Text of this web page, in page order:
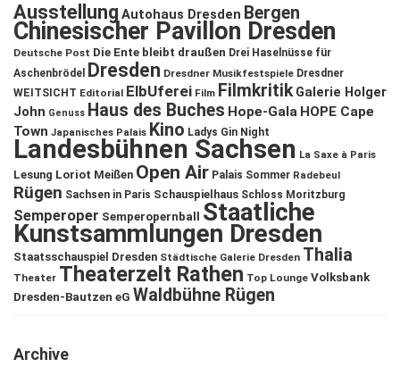
Ausstellung Autohaus Dresden Bergen
Chinesischer Pavillon Dresden
Deutsche Post Die Ente bleibt draußen Drei Haselnüsse für
Aschenbrödel
Dresden Dresdner Musikfestspiele Dresdner
WEITSICHT Editorial ElbUferei Film Filmkritik Galerie Holger
John Genuss Haus des Buches Hope-Gala HOPE Cape
Town Japanisches Palais Kino Ladys Gin Night
Landesbühnen Sachsen La Saxe à Paris
Lesung Loriot Meißen Open Air Palais Sommer Radebeul
Rügen Sachsen in Paris Schauspielhaus Schloss Moritzburg
Semperoper Semperopernball Staatliche
Kunstsammlungen Dresden
Staatsschauspiel Dresden Städtische Galerie Dresden Thalia
Theater Theaterzelt Rathen Top Lounge Volksbank
Dresden-Bautzen eG Waldbühne Rügen
Archive